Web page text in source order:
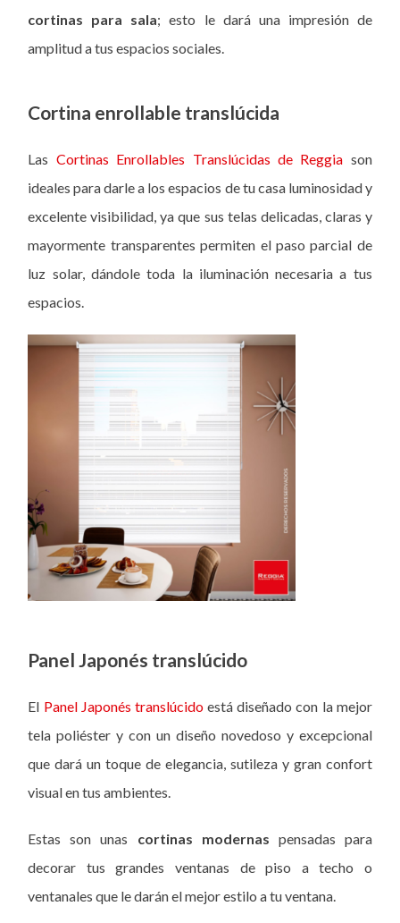
cortinas para sala; esto le dará una impresión de
amplitud a tus espacios sociales.
Cortina enrollable translúcida
Las Cortinas Enrollables Translúcidas de Reggia son
ideales para darle a los espacios de tu casa luminosidad y
excelente visibilidad, ya que sus telas delicadas, claras y
mayormente transparentes permiten el paso parcial de
luz solar, dándole toda la iluminación necesaria a tus
espacios.
Panel Japonés translúcido
El Panel Japonés translúcidoestá diseñado con la mejor
tela poliéster y con un diseño novedoso y excepcional
que dará un toque de elegancia, sutileza y gran confort
visual en tus ambientes.
Estas son unas cortinas modernas pensadas para
decorar tus grandes ventanas de piso a techo o
ventanales que le darán el mejor estilo a tu ventana.